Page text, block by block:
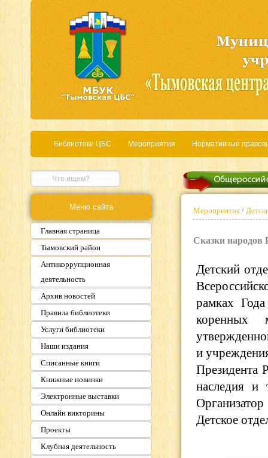
Библиотеки ЦБС Мероприятия Нормативные
Меню сайта
Главная страница
Тымовский район
Антикоррупционная
деятельность
Архив новостей
Правила библиотеки
Услуги библиотеки
Наши издания
Списанные книги
Книжные новинки
Электронные выставки
Онлайн викторины
Проекты
Клубная деятельность
Мероприятия /
Сказки народов
Детский
рамках
коренных
и
Президента
наследия и
Детское